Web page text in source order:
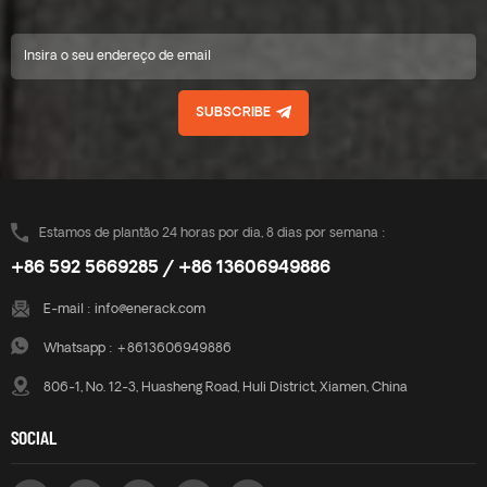
pode armazenar cabos dentro
série 4.U Plus pode ser
totalmente compatível com os
e oxidação preta para sua
SUBSCRIBE
Estamos de plantão 24 horas por dia, 8 dias por semana :
+86 592 5669285 / +86 13606949886
E-mail : info@enerack.com
Whatsapp : +8613606949886
806-1, No. 12-3, Huasheng Road, Huli District, Xiamen, China
SOCIAL